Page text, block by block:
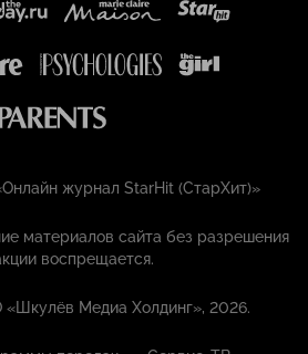
журнал StarHit (СтарХит)»
материалов сайта без разрешения
воспрещается.
Медиа Холдинг», 2026.